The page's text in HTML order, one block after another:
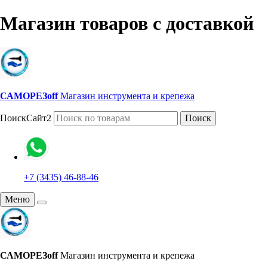
Магазин товаров с доставкой
САМОРЕЗoff Магазин инструмента и крепежа
ПоискСайт2 Поиск
+7 (3435) 46-88-46
Меню
САМОРЕЗoff Магазин инструмента и крепежа